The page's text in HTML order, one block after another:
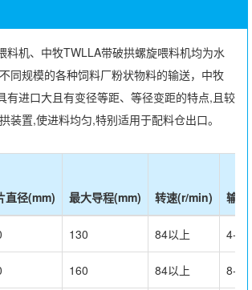
料机、中牧TWLLA带破拱螺旋喂料机均为水
同规模的各种饲料厂粉状物料的输送，中牧
有进口大且有变径等距、等径变距的特点,且较
装置,使进料均匀,特别适用于配料仓出口。
直径(mm) 最大导程(mm) 转速(r/min) 输
130 84以上 4-5
160 84以上 8-10